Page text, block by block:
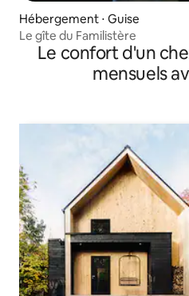
Hébergement ⋅ Guise
Le gîte du Familistère
Le confort d'un
mensuels